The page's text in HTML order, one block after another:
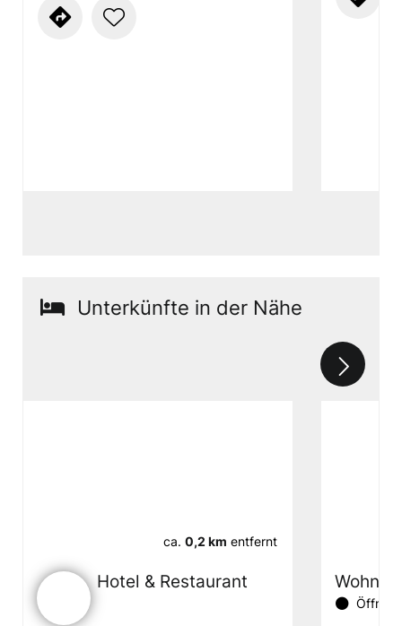
Unterkünfte in der Nähe
ca. 0,2 km entfernt
Hotel & Restaurant